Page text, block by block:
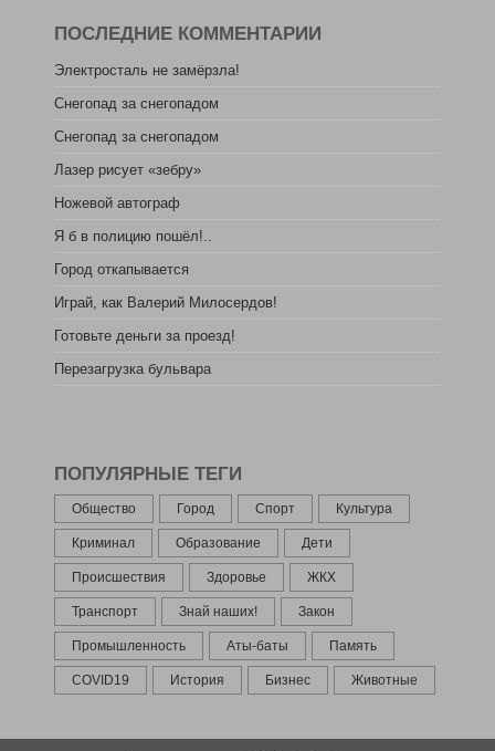
ПОСЛЕДНИЕ КОММЕНТАРИИ
Электросталь не замёрзла!
Снегопад за снегопадом
Снегопад за снегопадом
Лазер рисует «зебру»
Ножевой автограф
Я б в полицию пошёл!..
Город откапывается
Играй, как Валерий Милосердов!
Готовьте деньги за проезд!
Перезагрузка бульвара
ПОПУЛЯРНЫЕ ТЕГИ
Общество Город Спорт Культура
Криминал Образование Дети
Происшествия Здоровье ЖКХ
Транспорт Знай наших! Закон
Промышленность Аты-баты Память
COVID19 История Бизнес Животные